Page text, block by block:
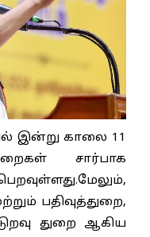
இன்று காலை 11
சார்பாக
பதிவுத்துறை,
துறை ஆகிய